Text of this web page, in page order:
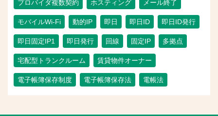
プロバイダ複数契約 ホスティング メール終了
モバイルWi-Fi 動的IP 即日 即日ID 即日ID発行
即日固定IP1 即日発行 回線 固定IP 多拠点
宅配型トランクルーム 賃貸物件オーナー
電子帳簿保存制度 電子帳簿保存法 電帳法